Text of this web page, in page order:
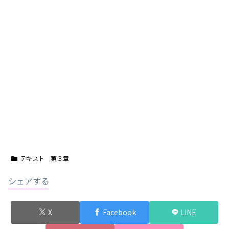
テキスト 第３章
シェアする
X Facebook LINE